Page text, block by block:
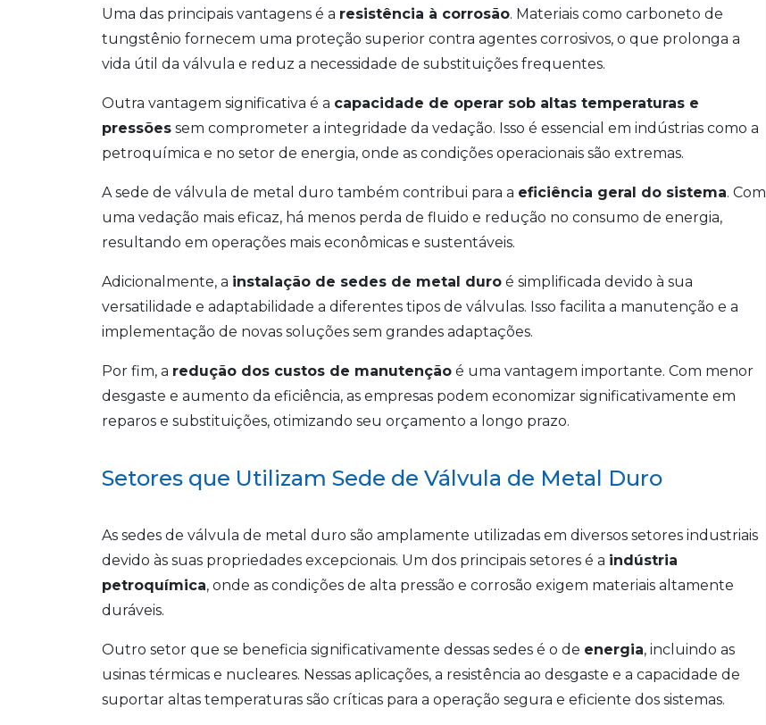
Uma das principais vantagens é a resistência à corrosão. Materiais como carboneto de
tungstênio fornecem uma proteção superior contra agentes corrosivos, o que prolonga a
vida útil da válvula e reduz a necessidade de substituições frequentes.
Outra vantagem significativa é a capacidade de operar sob altas temperaturas e
pressões sem comprometer a integridade da vedação. Isso é essencial em indústrias como a
petroquímica e no setor de energia, onde as condições operacionais são extremas.
A sede de válvula de metal duro também contribui para a eficiência geral do sistema. Com
uma vedação mais eficaz, há menos perda de fluido e redução no consumo de energia,
resultando em operações mais econômicas e sustentáveis.
Adicionalmente, a instalação de sedes de metal duro é simplificada devido à sua
versatilidade e adaptabilidade a diferentes tipos de válvulas. Isso facilita a manutenção e a
implementação de novas soluções sem grandes adaptações.
Por fim, a redução dos custos de manutenção é uma vantagem importante. Com menor
desgaste e aumento da eficiência, as empresas podem economizar significativamente em
reparos e substituições, otimizando seu orçamento a longo prazo.
Setores que Utilizam Sede de Válvula de Metal Duro
As sedes de válvula de metal duro são amplamente utilizadas em diversos setores industriais
devido às suas propriedades excepcionais. Um dos principais setores é a indústria
petroquímica, onde as condições de alta pressão e corrosão exigem materiais altamente
duráveis.
Outro setor que se beneficia significativamente dessas sedes é o de energia, incluindo as
usinas térmicas e nucleares. Nessas aplicações, a resistência ao desgaste e a capacidade de
suportar altas temperaturas são críticas para a operação segura e eficiente dos sistemas.